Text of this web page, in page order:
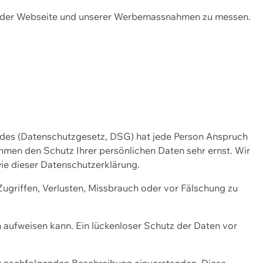
Webseite und unserer Werbemassnahmen zu messen.
(Datenschutzgesetz, DSG) hat jede Person Anspruch
den Schutz Ihrer persönlichen Daten sehr ernst. Wir
dieser Datenschutzerklärung.
Verlusten, Missbrauch oder vor Fälschung zu
kann. Ein lückenloser Schutz der Daten vor